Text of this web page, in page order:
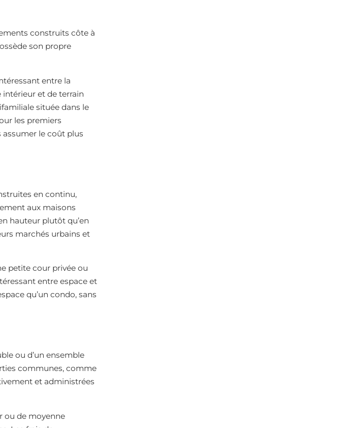
construits côte à
son propre
entre la
intérieur et de terrain
située dans le
les premiers
assumer le coût plus
en continu,
aux maisons
hauteur plutôt qu’en
marchés urbains et
petite cour privée ou
entre espace et
qu’un condo, sans
ou d’un ensemble
communes, comme
et administrées
ou de moyenne